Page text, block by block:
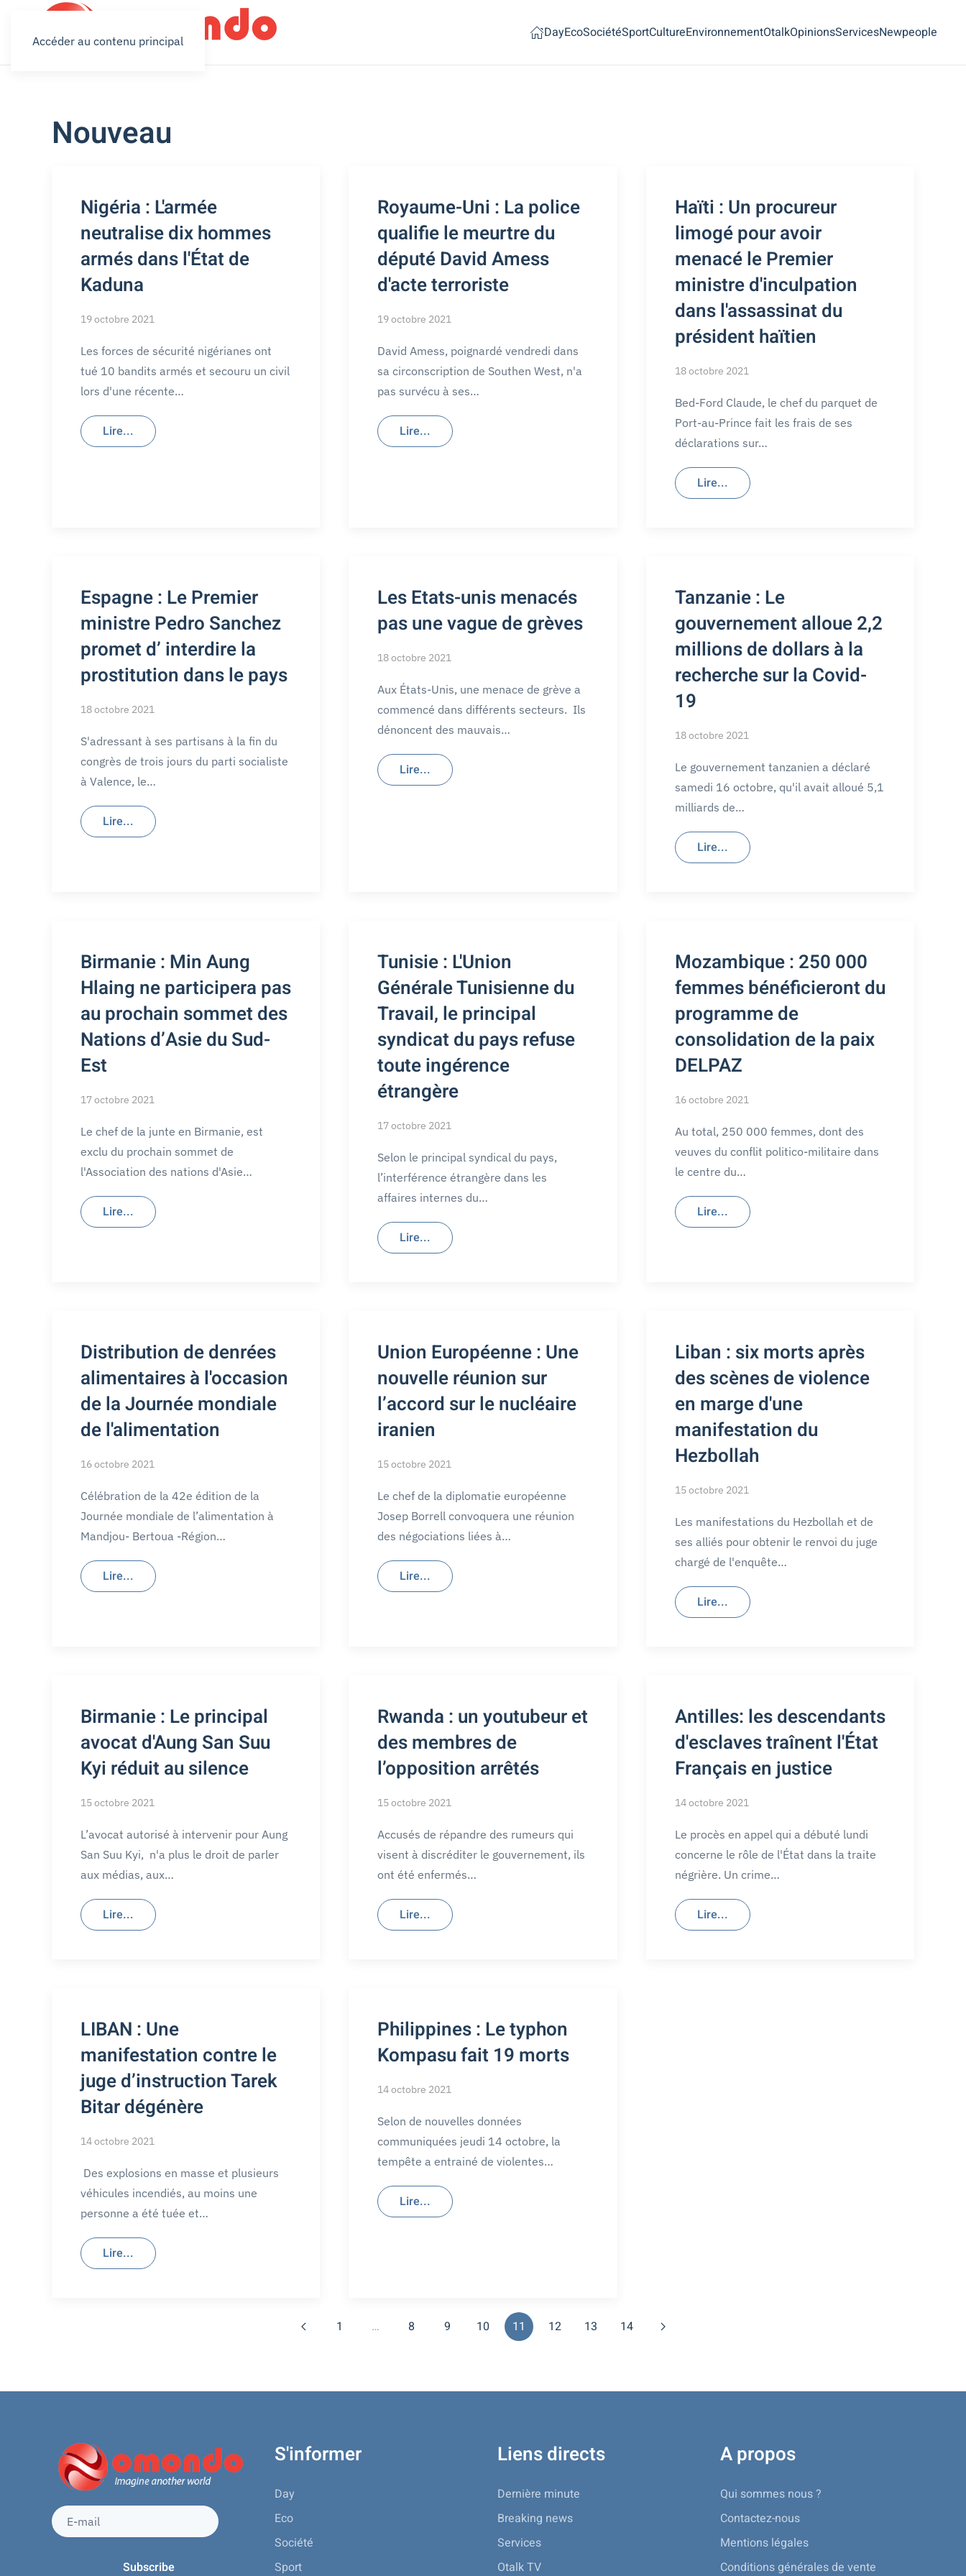
Accéder au contenu principal DayEcoSociétéSportCultureEnvironnementOtalkOpinionsServicesNewpeople
Nouveau
Nigéria : L'armée
neutralise dix hommes
armés dans l'État de
Kaduna
19 octobre 2021
Les forces de sécurité nigérianes ont
tué 10 bandits armés et secouru un civil
lors d'une récente…
Lire...
Royaume-Uni : La police
qualifie le meurtre du
député David Amess
d'acte terroriste
19 octobre 2021
David Amess, poignardé vendredi dans
sa circonscription de Southen West, n'a
pas survécu à ses…
Lire...
Haïti : Un procureur
limogé pour avoir
menacé le Premier
ministre d'inculpation
dans l'assassinat du
président haïtien
18 octobre 2021
Bed-Ford Claude, le chef du parquet de
Port-au-Prince fait les frais de ses
déclarations sur…
Lire...
Espagne : Le Premier
ministre Pedro Sanchez
promet d’ interdire la
prostitution dans le pays
18 octobre 2021
S'adressant à ses partisans à la fin du
congrès de trois jours du parti socialiste
à Valence, le…
Lire...
Les Etats-unis menacés
pas une vague de grèves
18 octobre 2021
Aux États-Unis, une menace de grève a
commencé dans différents secteurs. Ils
dénoncent des mauvais…
Lire...
Tanzanie : Le
gouvernement alloue 2,2
millions de dollars à la
recherche sur la Covid-
19
18 octobre 2021
Le gouvernement tanzanien a déclaré
samedi 16 octobre, qu'il avait alloué 5,1
milliards de…
Lire...
Birmanie : Min Aung
Hlaing ne participera pas
au prochain sommet des
Nations d’Asie du Sud-
Est
17 octobre 2021
Le chef de la junte en Birmanie, est
exclu du prochain sommet de
l'Association des nations d'Asie…
Lire...
Tunisie : L'Union
Générale Tunisienne du
Travail, le principal
syndicat du pays refuse
toute ingérence
étrangère
17 octobre 2021
Selon le principal syndical du pays,
l’interférence étrangère dans les
affaires internes du…
Lire...
Mozambique : 250 000
femmes bénéficieront du
programme de
consolidation de la paix
DELPAZ
16 octobre 2021
Au total, 250 000 femmes, dont des
veuves du conflit politico-militaire dans
le centre du…
Lire...
Distribution de denrées
alimentaires à l'occasion
de la Journée mondiale
de l'alimentation
16 octobre 2021
Célébration de la 42e édition de la
Journée mondiale de l’alimentation à
Mandjou- Bertoua -Région…
Lire...
Union Européenne : Une
nouvelle réunion sur
l’accord sur le nucléaire
iranien
15 octobre 2021
Le chef de la diplomatie européenne
Josep Borrell convoquera une réunion
des négociations liées à…
Lire...
Liban : six morts après
des scènes de violence
en marge d'une
manifestation du
Hezbollah
15 octobre 2021
Les manifestations du Hezbollah et de
ses alliés pour obtenir le renvoi du juge
chargé de l'enquête…
Lire...
Birmanie : Le principal
avocat d'Aung San Suu
Kyi réduit au silence
15 octobre 2021
L’avocat autorisé à intervenir pour Aung
San Suu Kyi, n'a plus le droit de parler
aux médias, aux…
Lire...
Rwanda : un youtubeur et
des membres de
l’opposition arrêtés
15 octobre 2021
Accusés de répandre des rumeurs qui
visent à discréditer le gouvernement, ils
ont été enfermés…
Lire...
Antilles: les descendants
d'esclaves traînent l'État
Français en justice
14 octobre 2021
Le procès en appel qui a débuté lundi
concerne le rôle de l'État dans la traite
négrière. Un crime…
Lire...
LIBAN : Une
manifestation contre le
juge d’instruction Tarek
Bitar dégénère
14 octobre 2021
Des explosions en masse et plusieurs
véhicules incendiés, au moins une
personne a été tuée et…
Lire...
Philippines : Le typhon
Kompasu fait 19 morts
14 octobre 2021
Selon de nouvelles données
communiquées jeudi 14 octobre, la
tempête a entrainé de violentes…
Lire...
1 … 8 9 10 11 12 13 14
S'informer
Day
Eco
Société
Sport
Liens directs
Dernière minute
Breaking news
Services
Otalk TV
A propos
Qui sommes nous ?
Contactez-nous
Mentions légales
Conditions générales de vente